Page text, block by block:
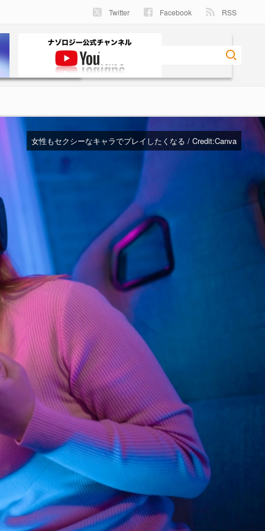
Twitter Facebook RSS
女性もセクシーなキャラでプレイしたくなる / Credit:Canva